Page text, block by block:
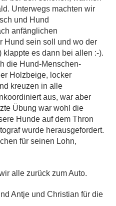
Unterwegs machten wir
und Hund
anfänglichen
Hund sein soll und wo der
klappte es dann bei allen :-).
die Hund-Menschen-
Holzbeige, locker
kreuzen in alle
aus, war aber
Übung war wohl die
Hunde auf dem Thron
wurde herausgefordert.
für seinen Lohn,
alle zurück zum Auto.
Antje und Christian für die